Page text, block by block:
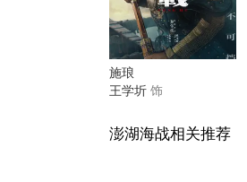
施琅
王学圻 饰
澎湖海战相关推荐